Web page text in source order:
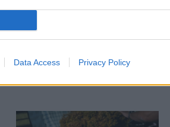
Data Access Privacy Policy